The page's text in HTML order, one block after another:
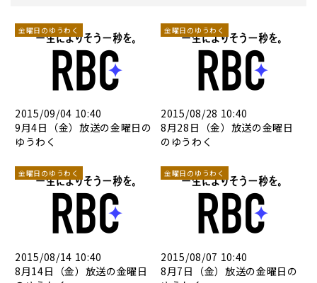
金曜日のゆうわく
2015/09/04 10:40
9月4日（金）放送の金曜日の
ゆうわく
金曜日のゆうわく
2015/08/28 10:40
8月28日（金）放送の金曜日
のゆうわく
金曜日のゆうわく
2015/08/14 10:40
8月14日（金）放送の金曜日
金曜日のゆうわく
2015/08/07 10:40
8月7日（金）放送の金曜日の